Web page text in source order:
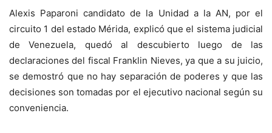
Alexis Paparoni candidato de la Unidad a la AN, por el
circuito 1 del estado Mérida, explicó que el sistema judicial
de Venezuela, quedó al descubierto luego de las
declaraciones del fiscal Franklin Nieves, ya que a su juicio,
se demostró que no hay separación de poderes y que las
decisiones son tomadas por el ejecutivo nacional según su
conveniencia.